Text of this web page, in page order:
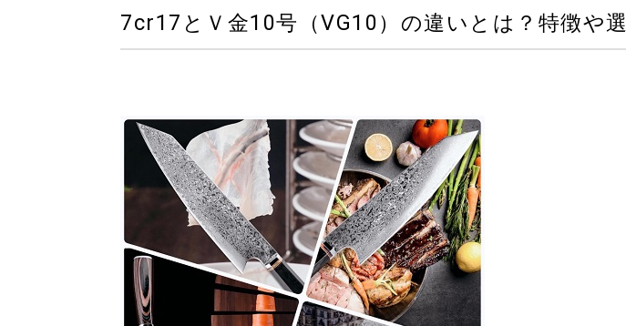
7cr17とＶ金10号（VG10）の違いとは？特徴や